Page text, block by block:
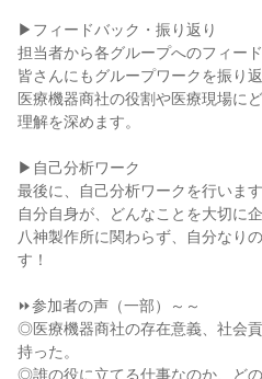
▶フィードバック・振り返り
担当者から各グループへのフィー
皆さんにもグループワークを振り
医療機器商社の役割や医療現場に
理解を深めます。
▶自己分析ワーク
最後に、自己分析ワークを行います
自分自身が、どんなことを大切に
八神製作所に関わらず、自分なり
す！
⏩参加者の声（一部）～～
◎医療機器商社の存在意義、社会
持った。
◎誰の役に立てる仕事なのか、ど